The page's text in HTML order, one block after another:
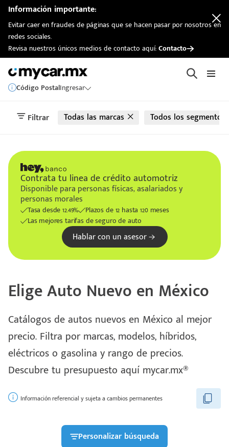
Información importante:
Evitar caer en fraudes de páginas que se hacen pasar por nosotros en
redes sociales.
Revisa nuestros únicos medios de contacto aquí:Contacto
Código PostalIngresar
Escríbenos
Código
Ingresar
Filtrar Todas las marcas Todos los segmentos
Contrata tu linea de crédito automotriz
Disponible para personas físicas, asalariados y
personas morales
Tasa desde 12.49%
Plazos de 12 hasta 120 meses
Las mejores tarifas de seguro de auto
Hablar con un asesor
Elige Auto Nuevo en México
Catálogos de autos nuevos en México al mejor
precio. Filtra por marcas, modelos, híbridos,
eléctricos o gasolina y rango de precios.
Descubre tu presupuesto aquí mycar.mx®
Información referencial y sujeta a cambios permanentes
Personalizar búsqueda